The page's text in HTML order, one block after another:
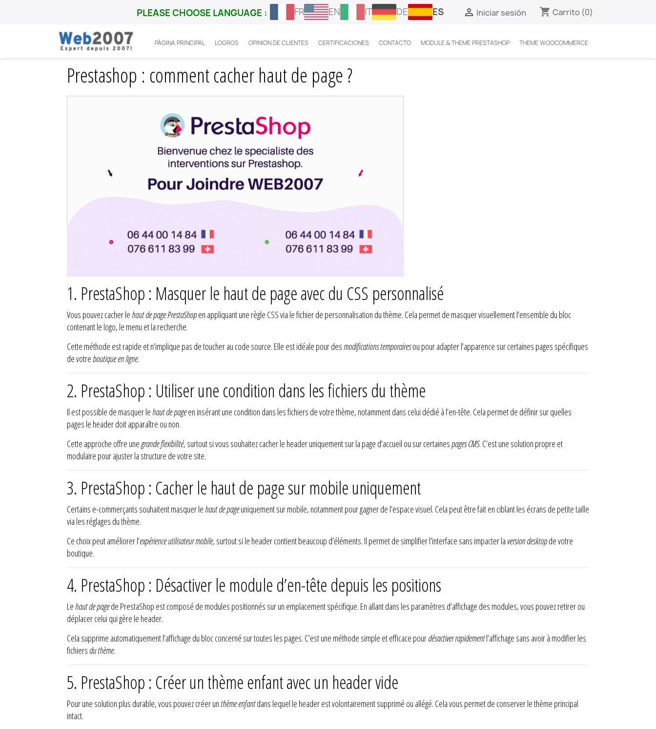
PLEASE CHOOSE LANGUAGE : FR EN IT DE ES  Iniciar sesión shopping_cart Carrito (0)
PÁGINA PRINCIPAL LOGROS OPINION DE CLIENTES CERTIFICACIONES CONTACTO MODULE & THEME PRESTASHOP THEME WOOCOMMERCE
Inicio Prestashop
Prestashop : comment cacher haut de page ?
1. PrestaShop : Masquer le haut de page avec du CSS personnalisé
Vous pouvez cacher lehaut de page PrestaShopen appliquant une règle CSS via le fichier de personnalisation du thème. Cela permet de masquer visuellement l’ensemble du bloc
contenant le logo, le menu et la recherche.
Cette méthode est rapide et n’implique pas de toucher au code source. Elle est idéale pour desmodifications temporairesou pour adapter l’apparence sur certaines pages spécifiques
de votreboutique en ligne.
2. PrestaShop : Utiliser une condition dans les fichiers du thème
Il est possible de masquer lehaut de pageen insérant une condition dans les fichiers de votre thème, notamment dans celui dédié à l’en-tête. Cela permet de définir sur quelles
pages le header doit apparaître ou non.
Cette approche offre unegrande flexibilité, surtout si vous souhaitez cacher le header uniquement sur la page d’accueil ou sur certainespages CMS. C’est une solution propre et
modulaire pour ajuster la structure de votre site.
3. PrestaShop : Cacher le haut de page sur mobile uniquement
Certains e-commerçants souhaitent masquer lehaut de pageuniquement sur mobile, notamment pour gagner de l’espace visuel. Cela peut être fait en ciblant les écrans de petite taille
via les réglages du thème.
Ce choix peut améliorer l’expérience utilisateur mobile, surtout si le header contient beaucoup d’éléments. Il permet de simplifier l’interface sans impacter la version desktopde votre
boutique.
4. PrestaShop : Désactiver le module d’en-tête depuis les positions
Lehaut de pagede PrestaShop est composé de modules positionnés sur un emplacement spécifique. En allant dans les paramètres d’affichage des modules, vous pouvez retirer ou
déplacer celui qui gère le header.
Cela supprime automatiquement l’affichage du bloc concerné sur toutes les pages. C’est une méthode simple et efficace pourdésactiver rapidementl’affichage sans avoir à modifier les
fichiers du thème.
5. PrestaShop : Créer un thème enfant avec un header vide
Pour une solution plus durable, vous pouvez créer unthème enfantdans lequel le header est volontairement supprimé ou allégé. Cela vous permet de conserver le thème principal
intact.